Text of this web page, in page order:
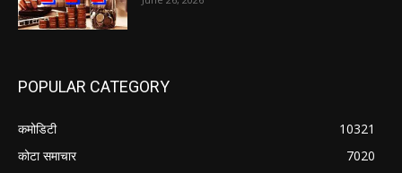
POPULAR CATEGORY
कमोडिटी
10321
कोटा समाचार
7020